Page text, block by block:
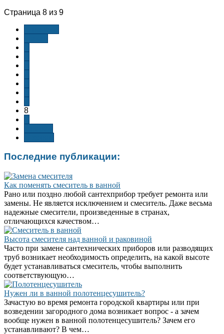
Страница 8 из 9
8
Последние публикации:
Как поменять смеситель в ванной
Рано или поздно любой сантехприбор требует ремонта или
замены. Не является исключением и смеситель. Даже весьма
надежные смесители, произведенные в странах,
отличающихся качеством…
Высота смесителя над ванной и раковиной
Часто при замене сантехнических приборов или разводящих
труб возникает необходимость определить, на какой высоте
будет устанавливаться смеситель, чтобы выполнить
соответствующую…
Нужен ли в ванной полотенцесушитель?
Зачастую во время ремонта городской квартиры или при
возведении загородного дома возникает вопрос - а зачем
вообще нужен в ванной полотенцесушитель? Зачем его
устанавливают? В чем…